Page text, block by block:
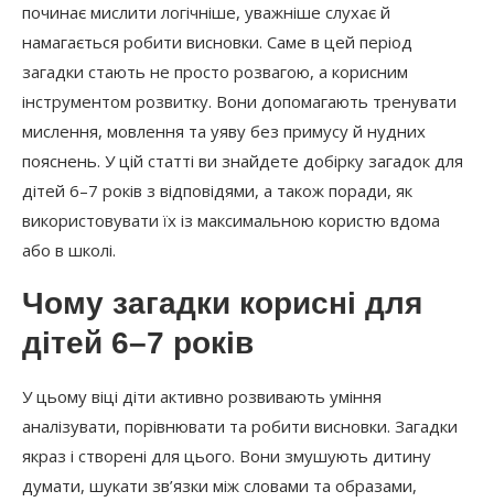
починає мислити логічніше, уважніше слухає й
намагається робити висновки. Саме в цей період
загадки стають не просто розвагою, а корисним
інструментом розвитку. Вони допомагають тренувати
мислення, мовлення та уяву без примусу й нудних
пояснень. У цій статті ви знайдете добірку загадок для
дітей 6–7 років з відповідями, а також поради, як
використовувати їх із максимальною користю вдома
або в школі.
Чому загадки корисні для
дітей 6–7 років
У цьому віці діти активно розвивають уміння
аналізувати, порівнювати та робити висновки. Загадки
якраз і створені для цього. Вони змушують дитину
думати, шукати зв’язки між словами та образами,